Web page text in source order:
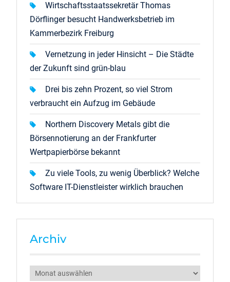
Wirtschaftsstaatssekretär Thomas
Dörflinger besucht Handwerksbetrieb im
Kammerbezirk Freiburg
Vernetzung in jeder Hinsicht – Die Städte
der Zukunft sind grün-blau
Drei bis zehn Prozent, so viel Strom
verbraucht ein Aufzug im Gebäude
Northern Discovery Metals gibt die
Börsennotierung an der Frankfurter
Wertpapierbörse bekannt
Zu viele Tools, zu wenig Überblick? Welche
Software IT-Dienstleister wirklich brauchen
Archiv
Archiv